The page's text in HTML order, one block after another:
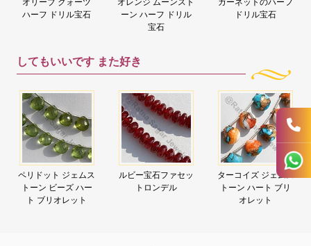
ハーフ ドリル宝石
ーン ハーフ ドリル
宝石
ドリル宝石
してもいいです また好き
ペリドット ジェムス
トーン ビーズ ハー
ト ブリオレット
ルビー宝石ファセッ
トロンデル
ターコイズ ジェムス
トーン ハート ブリ
オレット